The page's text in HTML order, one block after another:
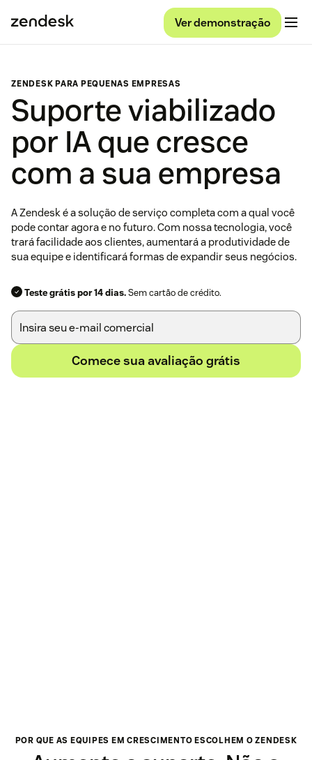
Ver demonstração
ZENDESK PARA PEQUENAS EMPRESAS
Suporte viabilizado
por IA que cresce
com a sua empresa
A Zendesk é a solução de serviço completa com a qual você
pode contar agora e no futuro. Com nossa tecnologia, você
trará facilidade aos clientes, aumentará a produtividade de
sua equipe e identificará formas de expandir seus negócios.
Teste grátis por 14 dias.Sem cartão de crédito.
Comece sua avaliação grátis
POR QUE AS EQUIPES EM CRESCIMENTO ESCOLHEM O ZENDESK